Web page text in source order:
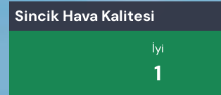
Sincik Hava Kalitesi
İyi
1